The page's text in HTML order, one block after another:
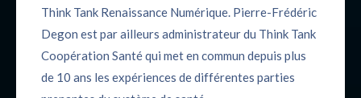
Think Tank Renaissance Numérique. Pierre-Frédéric
Degon est par ailleurs administrateur du Think Tank
Coopération Santé qui met en commun depuis plus
de 10 ans les expériences de différentes parties